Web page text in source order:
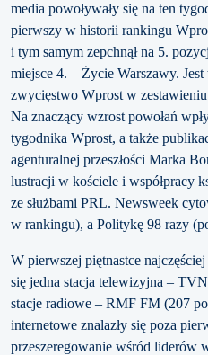
media powoływały się na ten
pierwszy w historii rankingu
i tym samym zepchnął na 5.
miejsce 4. – Życie Warszawy.
zwycięstwo Wprost w
Na znaczący wzrost powołań
tygodnika Wprost, a także
agenturalnej przeszłości Marka
lustracji w kościele i współpracy
ze służbami PRL. Newsweek
w rankingu), a Politykę 98 razy
W pierwszej piętnastce
się jedna stacja telewizyjna –
stacje radiowe – RMF FM (207
internetowe znalazły się poza
przeszeregowanie wśród liderów